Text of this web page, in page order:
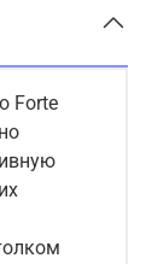
Forte